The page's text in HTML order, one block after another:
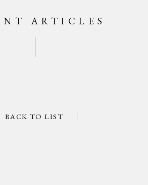
ARTICLES
BACK TO LIST